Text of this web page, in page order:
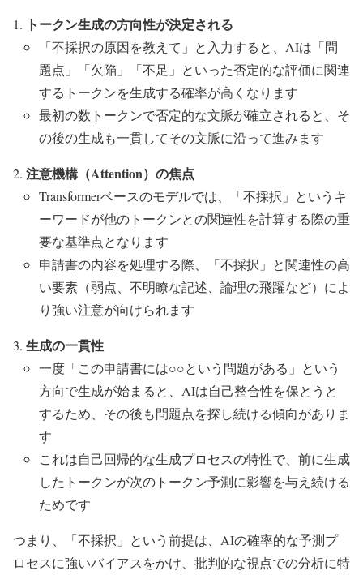
トークン生成の方向性が決定される
「不採択の原因を教えて」と入力すると、AIは「問
題点」「欠陥」「不足」といった否定的な評価に関連
するトークンを生成する確率が高くなります
最初の数トークンで否定的な文脈が確立されると、そ
の後の生成も一貫してその文脈に沿って進みます
注意機構（Attention）の焦点
Transformerベースのモデルでは、「不採択」というキ
ーワードが他のトークンとの関連性を計算する際の重
要な基準点となります
申請書の内容を処理する際、「不採択」と関連性の高
い要素（弱点、不明瞭な記述、論理の飛躍など）によ
り強い注意が向けられます
生成の一貫性
一度「この申請書には○○という問題がある」という
方向で生成が始まると、AIは自己整合性を保とうと
するため、その後も問題点を探し続ける傾向がありま
す
これは自己回帰的な生成プロセスの特性で、前に生成
したトークンが次のトークン予測に影響を与え続ける
ためです
つまり、「不採択」という前提は、AIの確率的な予測プ
ロセスに強いバイアスをかけ、批判的な視点での分析に特